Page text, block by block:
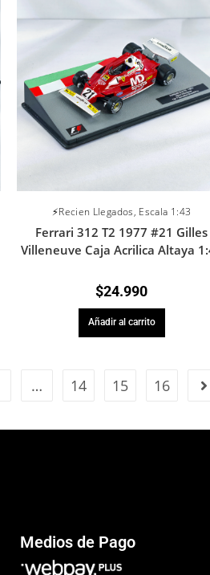
⚡Recien Llegados, Escala 1:43
Ferrari 312 T2 1977 #21 Gilles
Villeneuve Caja Acrilica Altaya
$24.990
Añadir al carrito
… 14 15 16
Medios de Pago